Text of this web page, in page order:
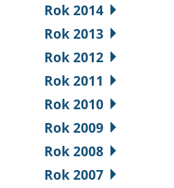
Rok 2014
Rok 2013
Rok 2012
Rok 2011
Rok 2010
Rok 2009
Rok 2008
Rok 2007